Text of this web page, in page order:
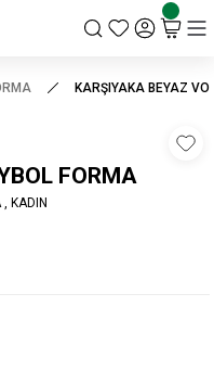
KARŞIYAKA BEYAZ
FORMA
KADIN